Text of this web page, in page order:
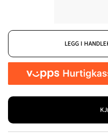
LEGG I